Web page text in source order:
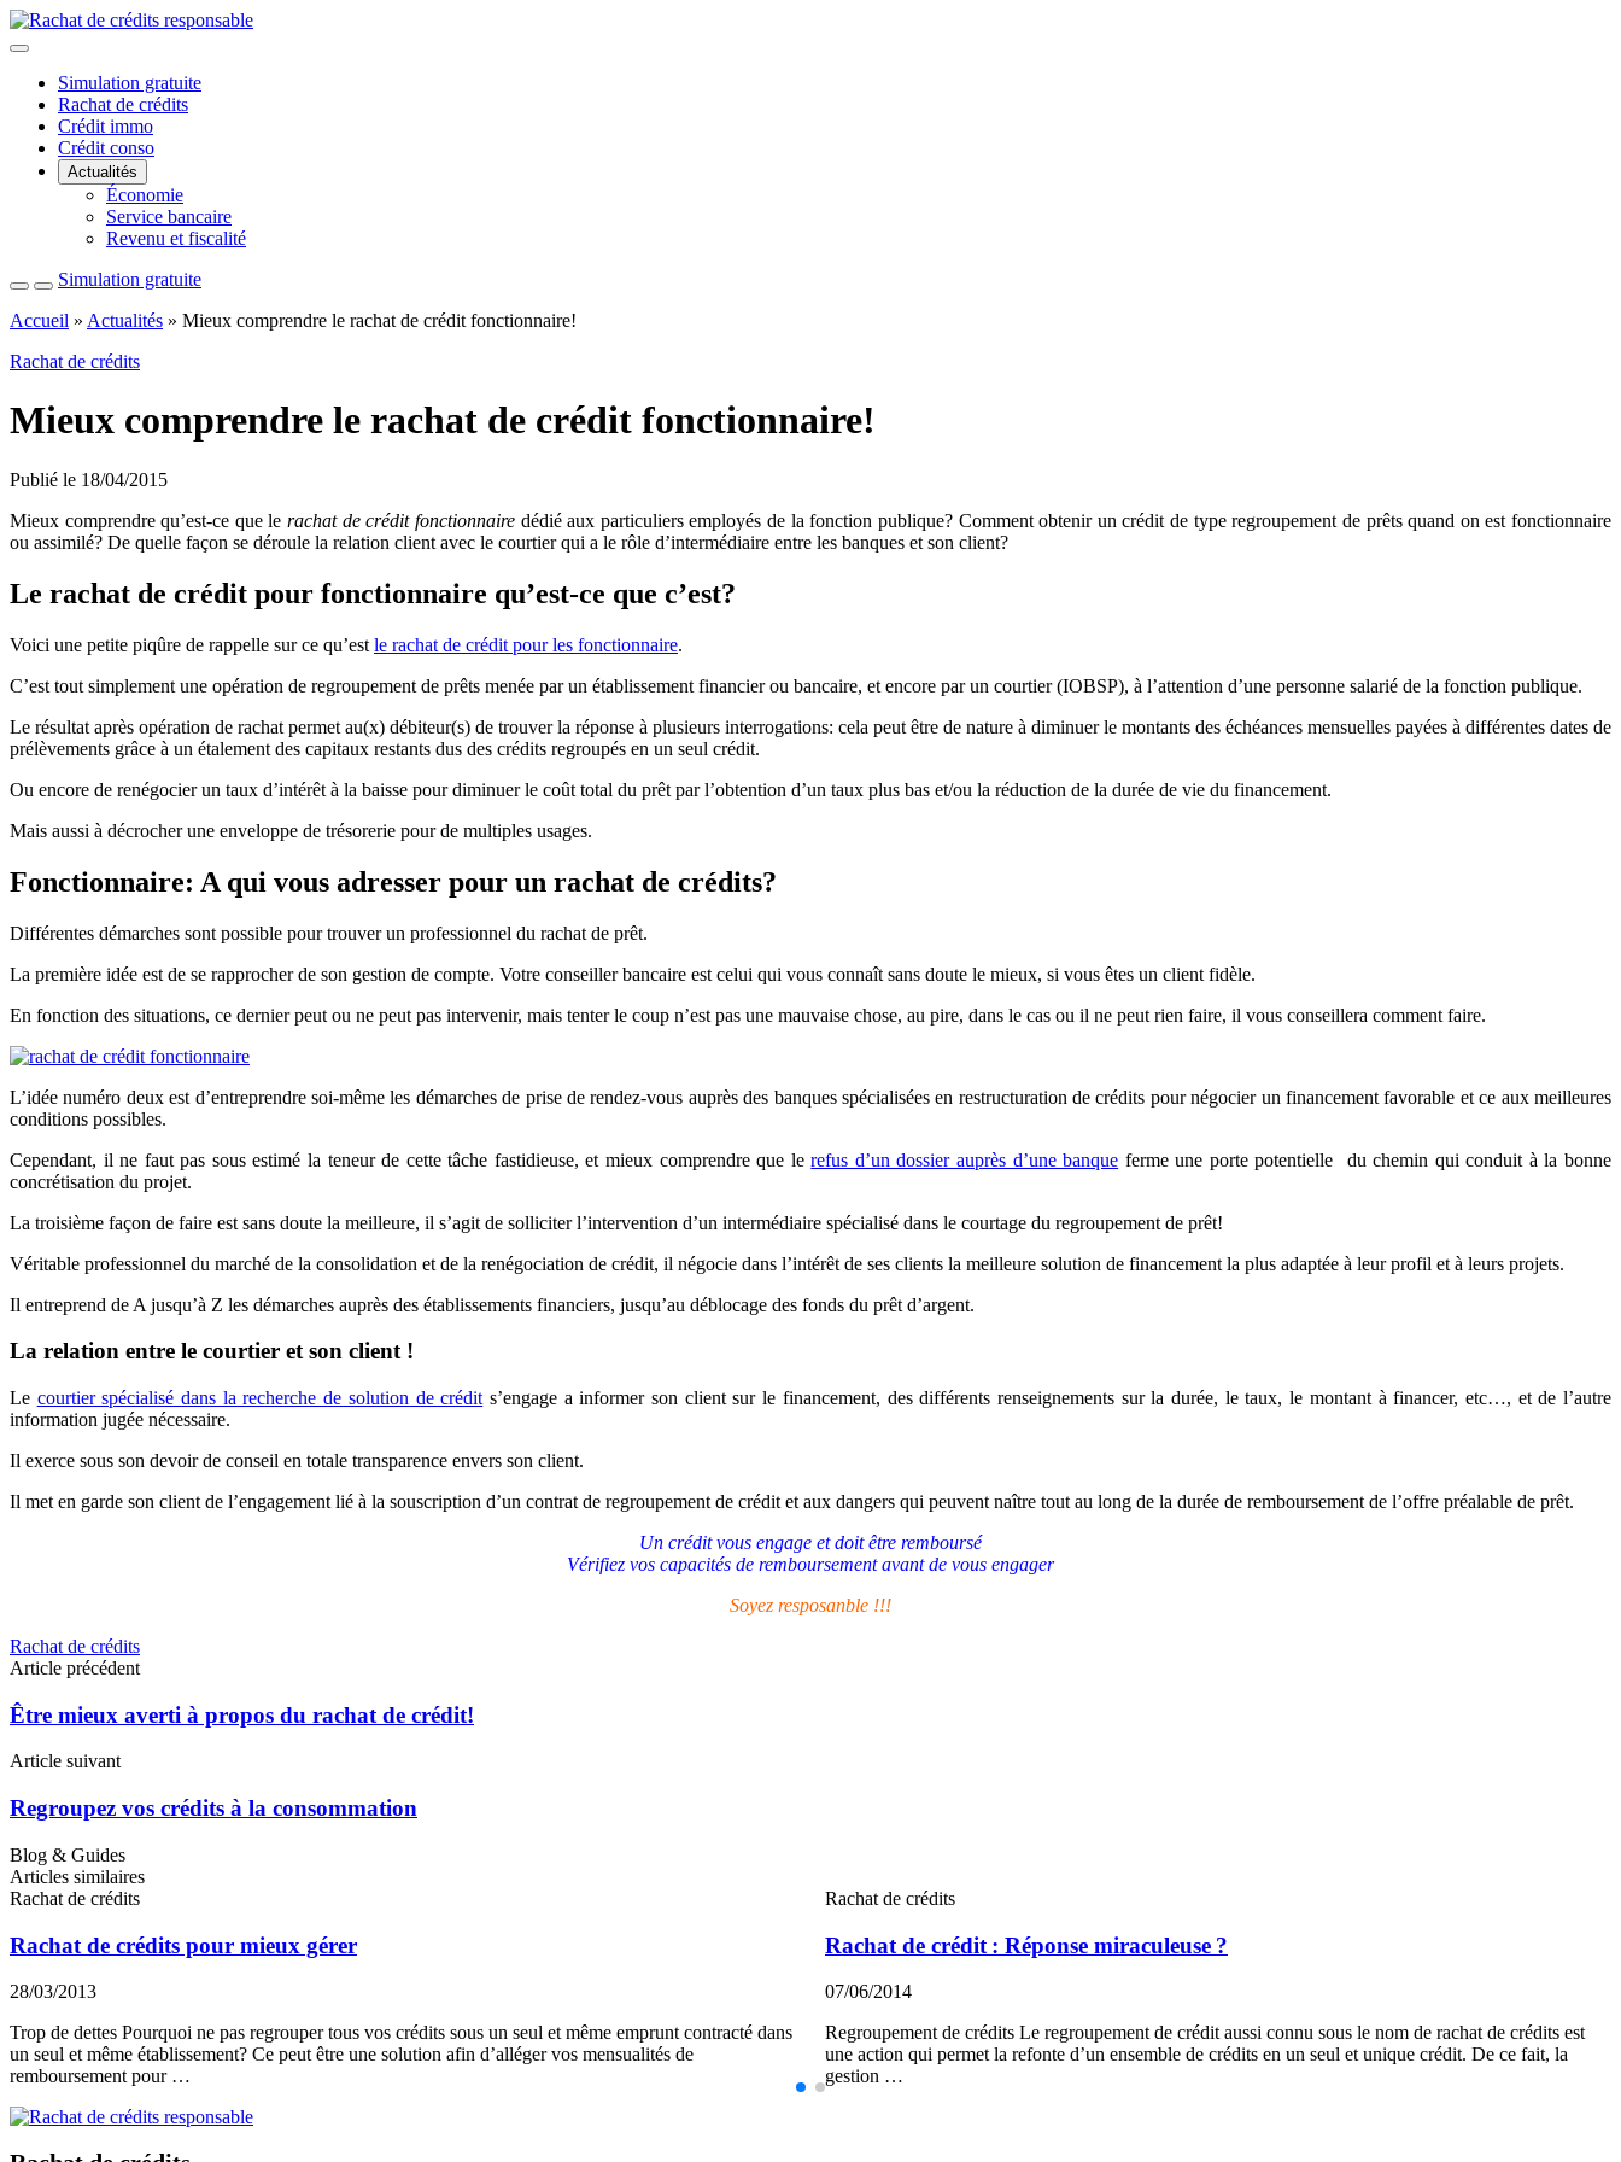
Fermer
menu
Simulation gratuite
Rachat de crédits
Crédit immo
Crédit conso
Actualités
Économie
Service bancaire
Revenu et fiscalité
Recherche
Menu
Simulation gratuite
Accueil » Actualités » Mieux comprendre le rachat de crédit fonctionnaire!
Rachat de crédits
Mieux comprendre le rachat de crédit fonctionnaire!
Publié le 18/04/2015
Mieux comprendre qu’est-ce que lerachat de crédit fonctionnairedédié aux particuliers employés de la fonction publique? Comment obtenir un crédit de type regroupement de prêts quand on est fonctionnaire
ou assimilé? De quelle façon se déroule la relation client avec le courtier qui a le rôle d’intermédiaire entre les banques et son client?
Le rachat de crédit pour fonctionnaire qu’est-ce que c’est?
Voici une petite piqûre de rappelle sur ce qu’est le rachat de crédit pour les fonctionnaire.
C’est tout simplement une opération de regroupement de prêts menée par un établissement financier ou bancaire, et encore par un courtier (IOBSP), à l’attention d’une personne salarié de la fonction publique.
Le résultat après opération de rachat permet au(x) débiteur(s) de trouver la réponse à plusieurs interrogations: cela peut être de nature à diminuer le montants des échéances mensuelles payées à différentes dates de
prélèvements grâce à un étalement des capitaux restants dus des crédits regroupés en un seul crédit.
Ou encore de renégocier un taux d’intérêt à la baisse pour diminuer le coût total du prêt par l’obtention d’un taux plus bas et/ou la réduction de la durée de vie du financement.
Mais aussi à décrocher une enveloppe de trésorerie pour de multiples usages.
Fonctionnaire: A qui vous adresser pour un rachat de crédits?
Différentes démarches sont possible pour trouver un professionnel du rachat de prêt.
La première idée est de se rapprocher de son gestion de compte. Votre conseiller bancaire est celui qui vous connaît sans doute le mieux, si vous êtes un client fidèle.
En fonction des situations, ce dernier peut ou ne peut pas intervenir, mais tenter le coup n’est pas une mauvaise chose, au pire, dans le cas ou il ne peut rien faire, il vous conseillera comment faire.
L’idée numéro deux est d’entreprendre soi-même les démarches de prise de rendez-vous auprès des banques spécialisées en restructuration de crédits pour négocier un financement favorable et ce aux meilleures
conditions possibles.
Cependant, il ne faut pas sous estimé la teneur de cette tâche fastidieuse, et mieux comprendre que lerefus d’un dossier auprès d’une banque ferme une porte potentielle du chemin qui conduit à la bonne
concrétisation du projet.
La troisième façon de faire est sans doute la meilleure, il s’agit de solliciter l’intervention d’un intermédiaire spécialisé dans le courtage du regroupement de prêt!
Véritable professionnel du marché de la consolidation et de la renégociation de crédit, il négocie dans l’intérêt de ses clients la meilleure solution de financement la plus adaptée à leur profil et à leurs projets.
Il entreprend de A jusqu’à Z les démarches auprès des établissements financiers, jusqu’au déblocage des fonds du prêt d’argent.
La relation entre le courtier et son client !
Le courtier spécialisé dans la recherche de solution de crédit s’engage a informer son client sur le financement, des différents renseignements sur la durée, le taux, le montant à financer, etc…, et de l’autre
information jugée nécessaire.
Il exerce sous son devoir de conseil en totale transparence envers son client.
Il met en garde son client de l’engagement lié à la souscription d’un contrat de regroupement de crédit et aux dangers qui peuvent naître tout au long de la durée de remboursement de l’offre préalable de prêt.
Un crédit vous engage et doit être remboursé
Vérifiez vos capacités de remboursement avant de vous engager
Soyez resposanble !!!
Rachat de crédits
Navigation
articles
Article précédent
Être mieux averti à propos du rachat de crédit!
Article suivant
Regroupez vos crédits à la consommation
Blog & Guides
Articles similaires
Rachat de crédits
Rachat de crédits pour mieux gérer
28/03/2013
Trop de dettes Pourquoi ne pas regrouper tous vos crédits sous un seul et même emprunt contracté dans
un seul et même établissement? Ce peut être une solution afin d’alléger vos mensualités de
remboursement pour …
Rachat de crédits
Rachat de crédit : Réponse miraculeuse ?
07/06/2014
Regroupement de crédits Le regroupement de crédit aussi connu sous le nom de rachat de crédits est
une action qui permet la refonte d’un ensemble de crédits en un seul et unique crédit. De ce fait, la
gestion …